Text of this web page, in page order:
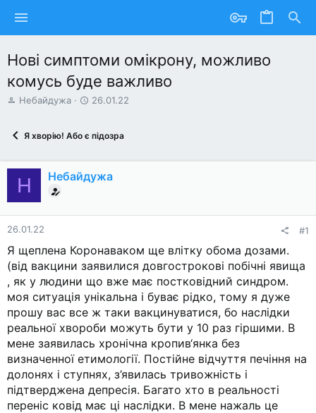
Нові симптоми омікрону, можливо
комусь буде важливо
А
т
м
и
Небайдужа
Д
а
т
в
е
я
26.01.22
Я хворію! Або є підозра
Н Небайдужа
26.01.22 #1
Я щеплена Коронаваком ще влітку обома дозами.
(від вакцини заявилися довгострокові побічні явища
, як у людини що вже має постковідний синдром.
моя ситуація унікальна і буває рідко, тому я дуже
прошу вас все ж таки вакцинуватися, бо наслідки
реальної хвороби можуть бути у 10 раз гіршими. В
мене заявилась хронічна кропив‘янка без
визначенної етимології. Постійне відчуття печіння на
долонях і ступнях, з’явилась тривожність і
підтверджена депресія. Багато хто в реальності
переніс ковід має ці наслідки. В мене нажаль це